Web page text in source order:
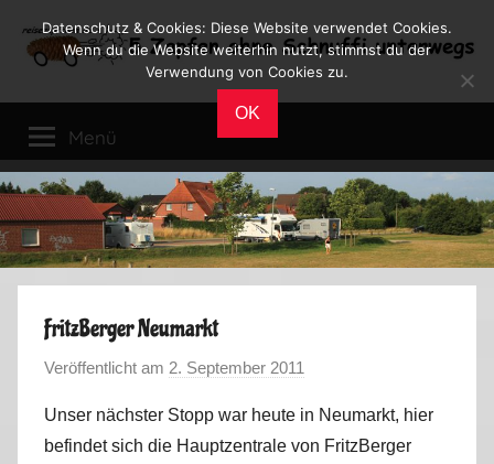
Inhalt
Reiseblog
Leben
im
Wohnmobil
Menü
FritzBerger Neumarkt
Veröffentlicht am 2. September 2011
n
M
Unser nächster Stopp war heute in Neumarkt, hier
befindet sich die Hauptzentrale von FritzBerger
Datenschutz & Cookies: Diese Website verwendet Cookies.
Wenn du die Website weiterhin nutzt, stimmst du der
Verwendung von Cookies zu.
OK